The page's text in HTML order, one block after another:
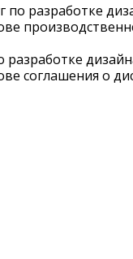
по разработке
соглашения о